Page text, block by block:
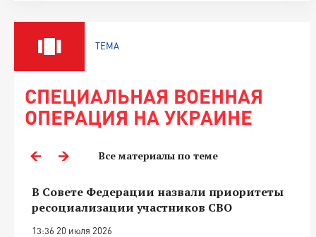
ТЕМА
СПЕЦИАЛЬНАЯ ВОЕННАЯ
ОПЕРАЦИЯ НА УКРАИНЕ
Все материалы по теме
В Совете Федерации назвали приоритеты
ресоциализации участников СВО
13:36 20 июля 2026